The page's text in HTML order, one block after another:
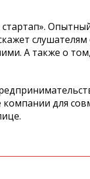
слушателям
А также о том,
компании для